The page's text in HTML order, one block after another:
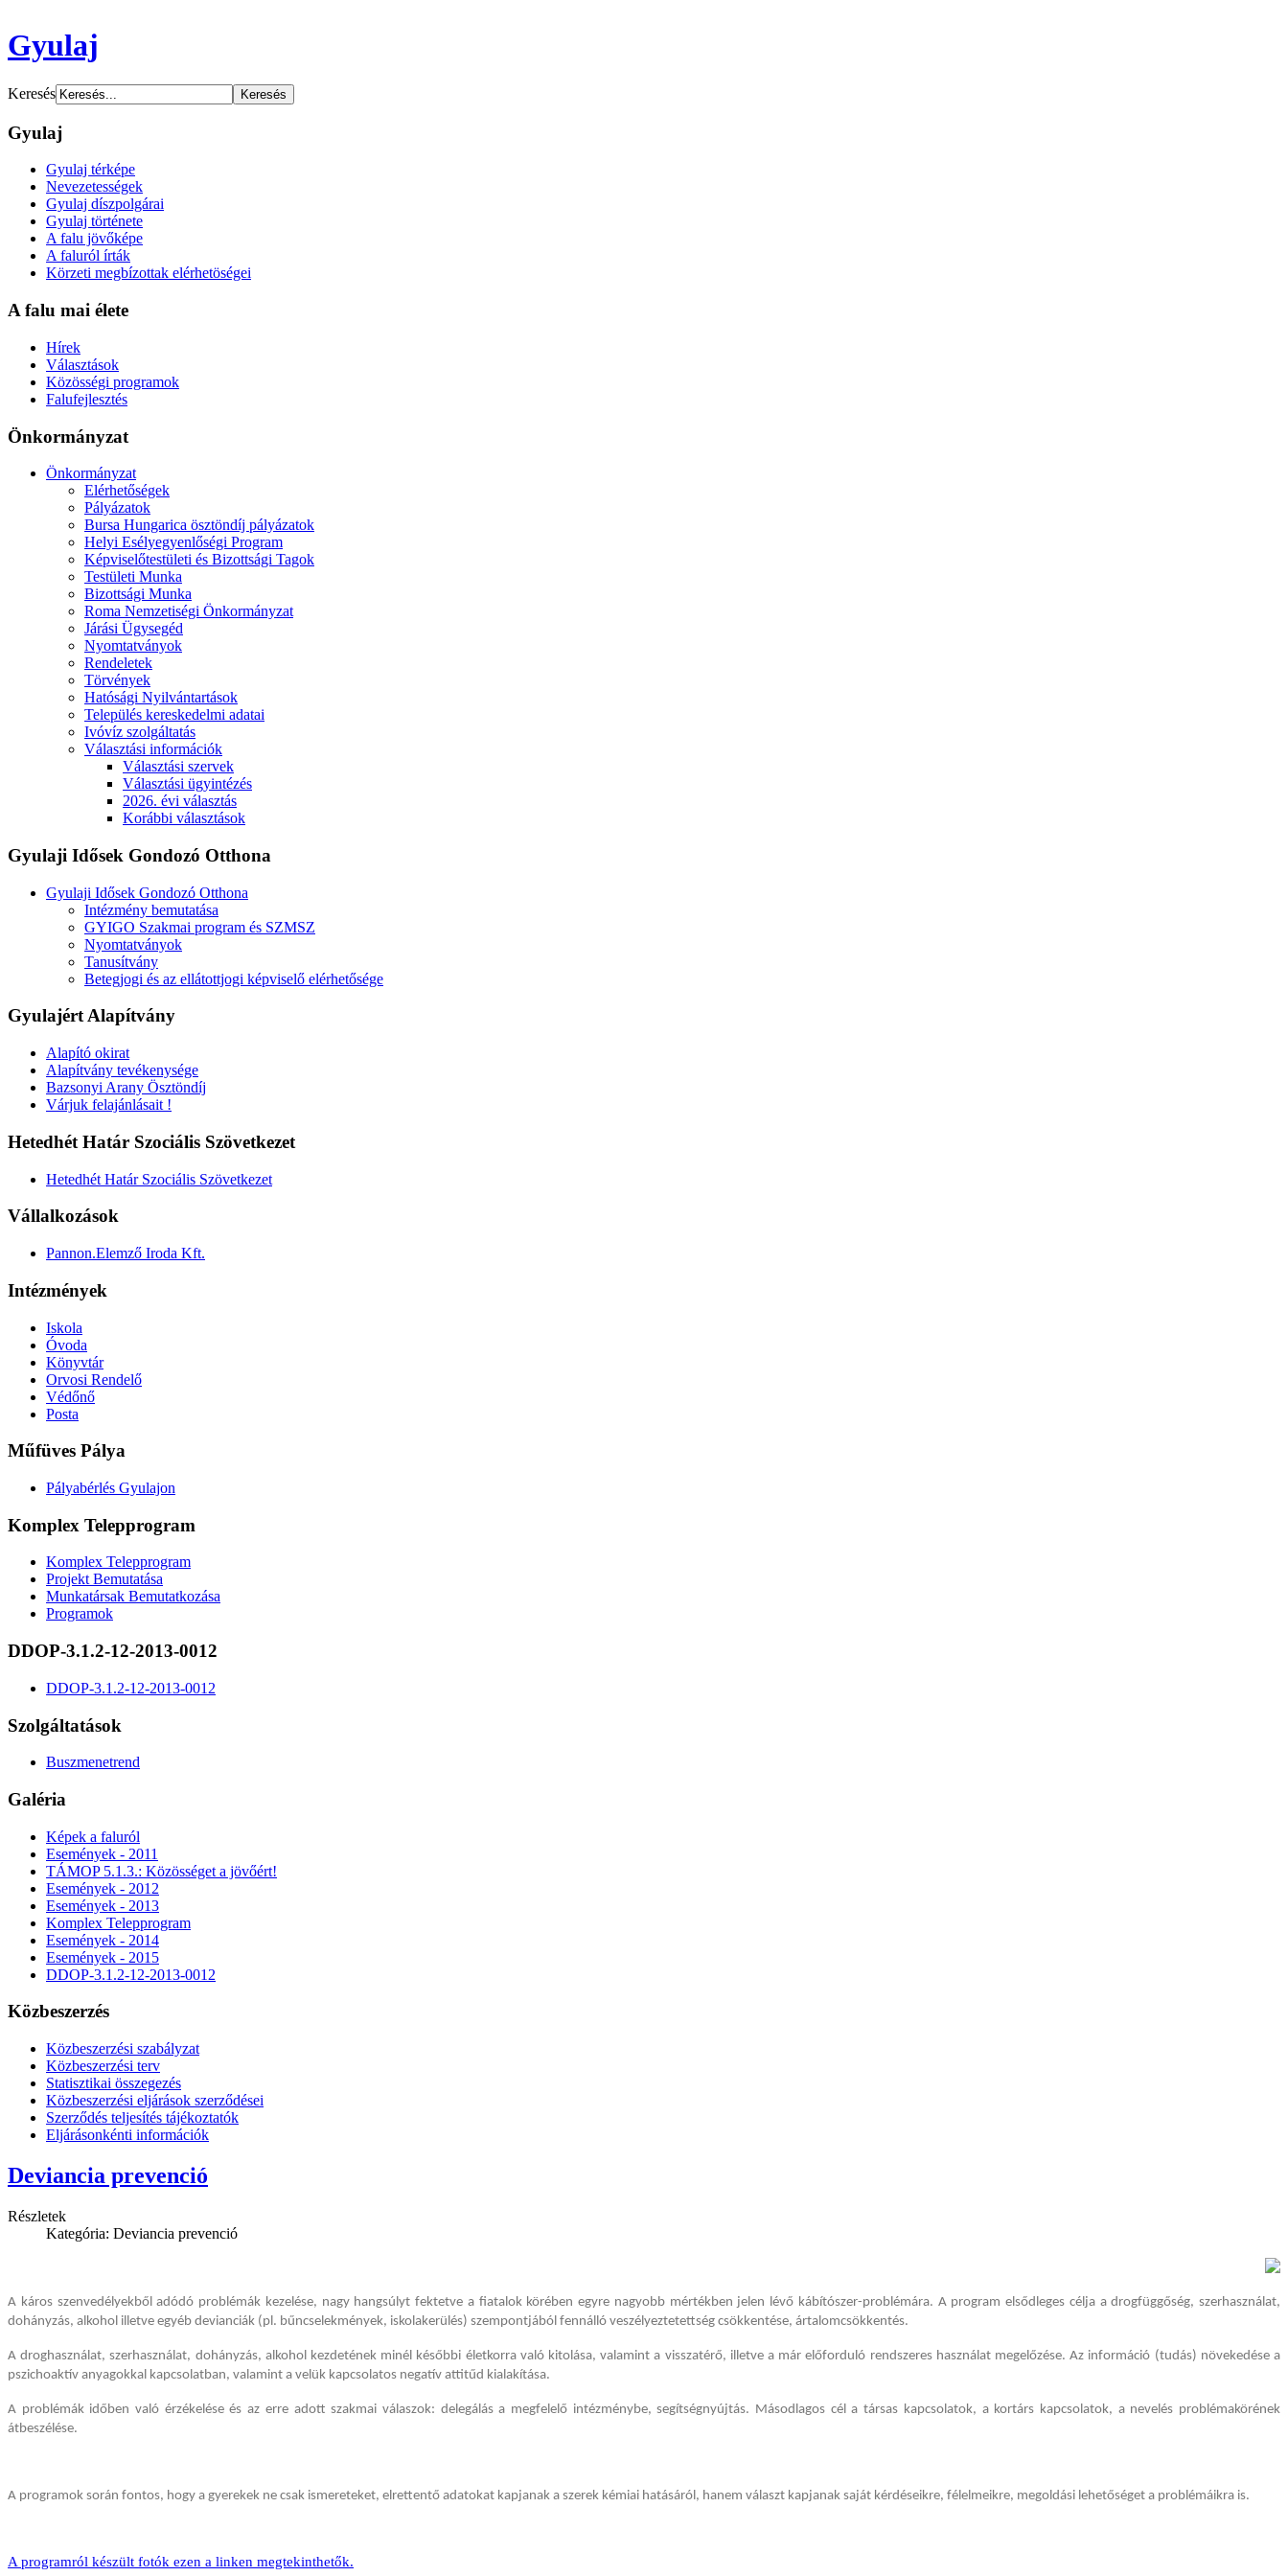
Gyulaj
Keresés
Gyulaj
Gyulaj térképe
Nevezetességek
Gyulaj díszpolgárai
Gyulaj története
A falu jövőképe
A faluról írták
Körzeti megbízottak elérhetöségei
A falu mai élete
Hírek
Választások
Közösségi programok
Falufejlesztés
Önkormányzat
Önkormányzat
Elérhetőségek
Pályázatok
Bursa Hungarica ösztöndíj pályázatok
Helyi Esélyegyenlőségi Program
Képviselőtestületi és Bizottsági Tagok
Testületi Munka
Bizottsági Munka
Roma Nemzetiségi Önkormányzat
Járási Ügysegéd
Nyomtatványok
Rendeletek
Törvények
Hatósági Nyilvántartások
Település kereskedelmi adatai
Ivóvíz szolgáltatás
Választási információk
Választási szervek
Választási ügyintézés
2026. évi választás
Korábbi választások
Gyulaji Idősek Gondozó Otthona
Gyulaji Idősek Gondozó Otthona
Intézmény bemutatása
GYIGO Szakmai program és SZMSZ
Nyomtatványok
Tanusítvány
Betegjogi és az ellátottjogi képviselő elérhetősége
Gyulajért Alapítvány
Alapító okirat
Alapítvány tevékenysége
Bazsonyi Arany Ösztöndíj
Várjuk felajánlásait !
Hetedhét Határ Szociális Szövetkezet
Hetedhét Határ Szociális Szövetkezet
Vállalkozások
Pannon.Elemző Iroda Kft.
Intézmények
Iskola
Óvoda
Könyvtár
Orvosi Rendelő
Védőnő
Posta
Műfüves Pálya
Pályabérlés Gyulajon
Komplex Telepprogram
Komplex Telepprogram
Projekt Bemutatása
Munkatársak Bemutatkozása
Programok
DDOP-3.1.2-12-2013-0012
DDOP-3.1.2-12-2013-0012
Szolgáltatások
Buszmenetrend
Galéria
Képek a faluról
Események - 2011
TÁMOP 5.1.3.: Közösséget a jövőért!
Események - 2012
Események - 2013
Komplex Telepprogram
Események - 2014
Események - 2015
DDOP-3.1.2-12-2013-0012
Közbeszerzés
Közbeszerzési szabályzat
Közbeszerzési terv
Statisztikai összegezés
Közbeszerzési eljárások szerződései
Szerződés teljesítés tájékoztatók
Eljárásonkénti információk
Deviancia prevenció
Részletek
Kategória: Deviancia prevenció
A káros szenvedélyekből adódó problémák kezelése, nagy hangsúlyt fektetve a fiatalok körében egyre nagyobb mértékben jelen lévő kábítószer-problémára. A program elsődleges célja a drogfüggőség, szerhasználat,
dohányzás, alkohol illetve egyéb devianciák (pl. bűncselekmények, iskolakerülés) szempontjából fennálló veszélyeztetettség csökkentése, ártalomcsökkentés.
A droghasználat, szerhasználat, dohányzás, alkohol kezdetének minél későbbi életkorra való kitolása, valamint a visszatérő, illetve a már előforduló rendszeres használat megelőzése. Az információ (tudás) növekedése a
pszichoaktív anyagokkal kapcsolatban, valamint a velük kapcsolatos negatív attitűd kialakítása.
A problémák időben való érzékelése és az erre adott szakmai válaszok: delegálás a megfelelő intézménybe, segítségnyújtás. Másodlagos cél a társas kapcsolatok, a kortárs kapcsolatok, a nevelés problémakörének
átbeszélése.
A programok során fontos, hogy a gyerekek ne csak ismereteket, elrettentő adatokat kapjanak a szerek kémiai hatásáról, hanem választ kapjanak saját kérdéseikre, félelmeikre, megoldási lehetőséget a problémáikra is.
A programról készült fotók ezen a linken megtekinthetők.